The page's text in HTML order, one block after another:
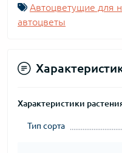
Автоцветущие для
автоцветы
Характеристики
Тип сорта